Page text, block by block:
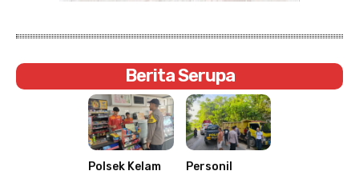
Berita Serupa
Polsek Kelam
Personil